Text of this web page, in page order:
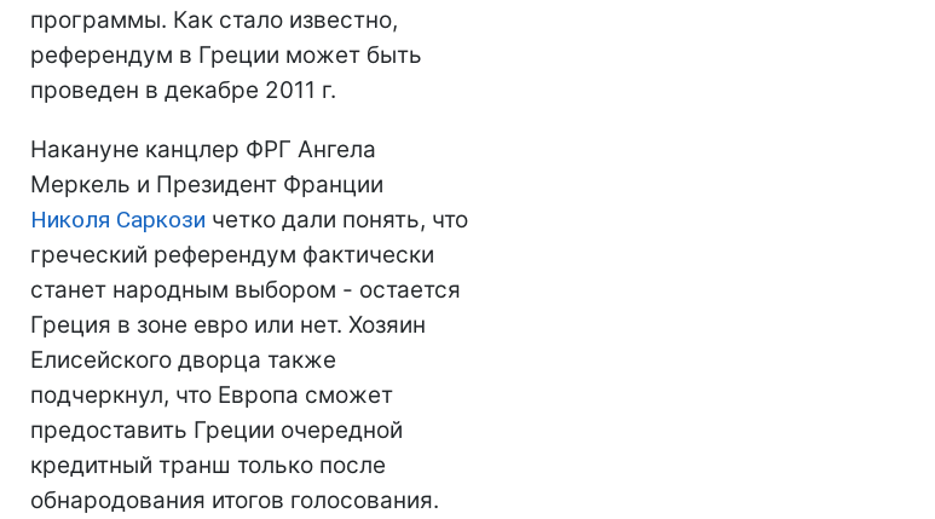
программы. Как стало известно,
референдум в Греции может быть
проведен в декабре 2011 г.
Накануне канцлер ФРГ Ангела
Меркель и Президент Франции
Николя Саркози четко дали понять, что
греческий референдум фактически
станет народным выбором - остается
Греция в зоне евро или нет. Хозяин
Елисейского дворца также
подчеркнул, что Европа сможет
предоставить Греции очередной
кредитный транш только после
обнародования итогов голосования.